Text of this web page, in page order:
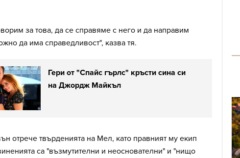
за това, да се справяме с него и да направим
да има справедливост", казва тя.
Гери от "Спайс гърлс" кръсти сина си
на Джордж Майкъл
отрече твърденията на Мел, като правният му екип
са "възмутителни и неоснователни" и "нищо